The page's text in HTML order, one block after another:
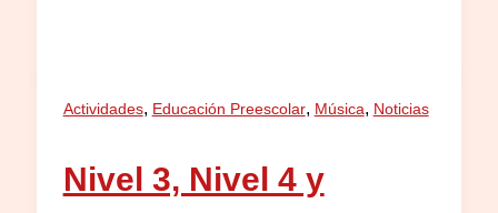
Actividades, Educación Preescolar, Música, Noticias
Nivel 3, Nivel 4 y